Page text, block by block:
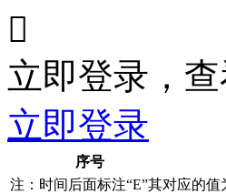

立即登录，
立即登录
序号
注：时间后面标注“E”其对应的